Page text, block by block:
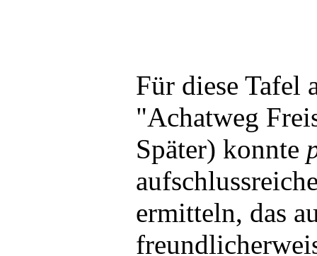
Für diese Tafel
"Achatweg
Später) konnte
ermitteln, das